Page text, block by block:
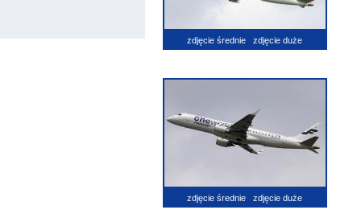
zdjęcie średnie zdjęcie duże
zdjęcie średnie zdjęcie duże